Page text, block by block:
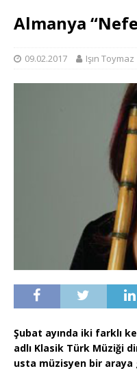
Almanya
09.02.2017 Işın Toymaz
Şubat ayında iki farklı
adlı Klasik Türk Müziği
usta müzisyen bir araya